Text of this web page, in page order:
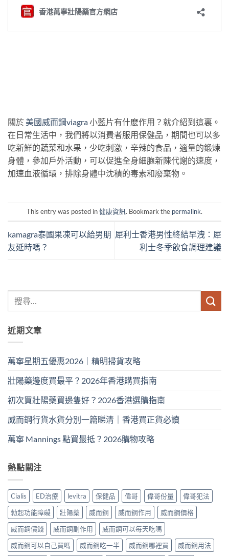
關於 美國威而鋼viagra小藍片有什麽作用？就介紹到這裏。
在日常生活中，我們將以消費者服用保健品，期間也可以多
吃新鮮的蔬菜和水果，少吃刺激，辛辣的食品，適量的鍛煉
身體，參加戶外活動，可以促進全身細胞新陳代謝的速度，
加速血液循環，排除身體中沈積的毒素和廢棄物。
This entry was posted in健康資訊. Bookmark the permalink.
kamagra泰國果凍可以給男朋
友延時嗎？
犀利士香港男性終結早洩：犀
利士冬季飲食調理建議
近期文章
萬寧星期五優惠2026｜精明掃貨攻略
壯陽藥邊度買最平？2026年香港購買指南
初次買壯陽藥買邊隻好？2026香港選購指南
威而鋼行貨水貨分別一篇睇清｜香港買正貨必讀
萬寧 Mannings 點買最抵？2026購物攻略
熱點關注
Cialis ED治療 levitra 保健品 偉哥 偉哥份量
偉哥犯法
勃起功能障礙
壯陽藥 威而鋼 威而鋼作用
威而鋼價格
威而鋼價錢
威而鋼副作用
威而鋼可以每天吃嗎
威而鋼可以自己買嗎
威而鋼吃一半 威而鋼哪裡買 威而鋼用法